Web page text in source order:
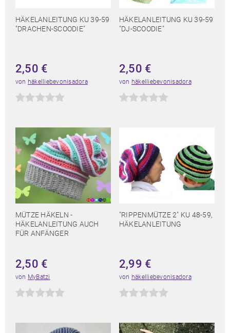
HÄKELANLEITUNG KU 39-59
"DRACHEN-SCOODIE"
2,50 €
von häkelliebevonisadora
HÄKELANLEITUNG KU 39-59
"DJ-SCOODIE"
2,50 €
von häkelliebevonisadora
MÜTZE HÄKELN -
HÄKELANLEITUNG AUCH
FÜR ANFÄNGER
2,50 €
von MyBatzi
"RIPPENMÜTZE 2" KU 48-59,
HÄKELANLEITUNG
2,99 €
von häkelliebevonisadora